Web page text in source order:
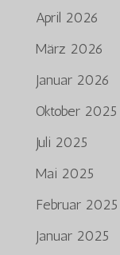
April 2026
März 2026
Januar 2026
Oktober 2025
Juli 2025
Mai 2025
Februar 2025
Januar 2025